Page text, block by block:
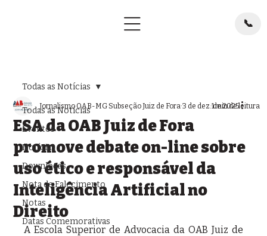
📞
Todas as Notícias
Eventos
Notícias
Downloads
Nota de Falecimento
Notas
Datas Comemorativas
Todas as Notícias
ESA da OAB Juiz de Fora
promove debate on-line sobre
uso ético e responsável da
Inteligência Artificial no
Direito
Jornalismo OAB-MG Subseção Juiz de Fora 3 de dez. de 2025
1 min de leitura
A Escola Superior de Advocacia da OAB Juiz de